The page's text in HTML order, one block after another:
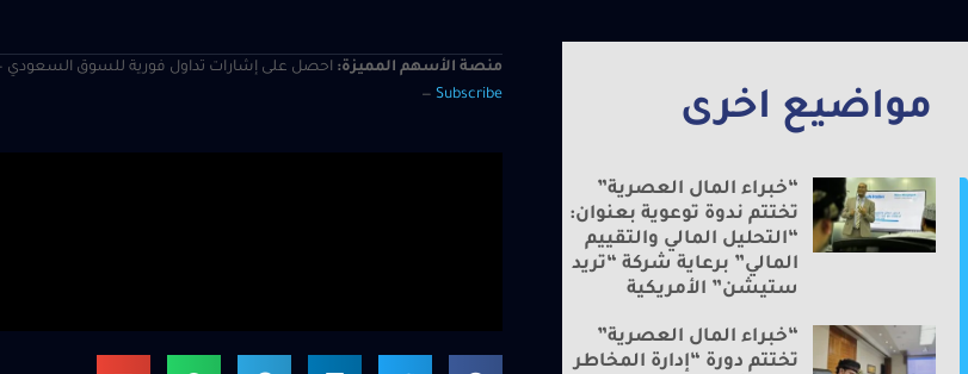
مواضيع اخرى
“خبراء المال العصرية”
تختتم ندوة توعوية بعنوان:
“التحليل المالي والتقييم
المالي” برعاية شركة “تريد
ستيشن” الأمريكية
“خبراء المال العصرية”
تختتم دورة “إدارة المخاطر
منصة الأسهم المميزة: احصل على إشارات تداول فورية للسوق السعودي
—Subscribe